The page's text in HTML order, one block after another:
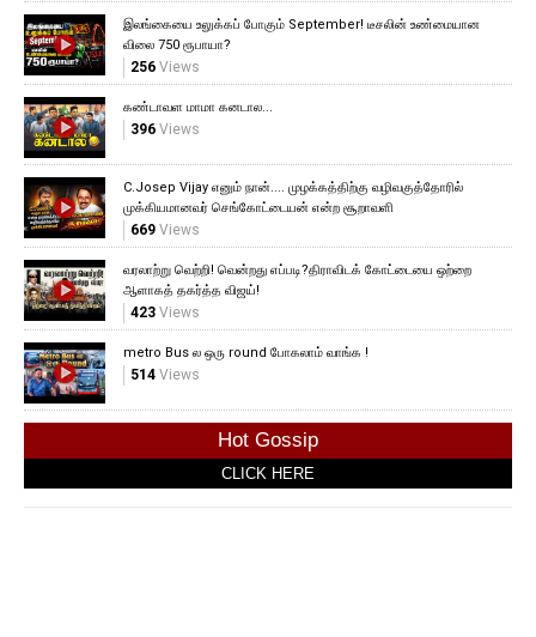
இலங்கையை உலுக்கப் போகும் September! டீசலின் உண்மையான
விலை 750 ரூபாயா?
256Views
கண்டாவள மாமா கனடால...
396Views
C.Josep Vijay எனும் நான்.... முழக்கத்திற்கு வழிவகுத்தோரில்
முக்கியமானவர் செங்கோட்டையன் என்ற சூறாவளி
669Views
வரலாற்று வெற்றி! வென்றது எப்படி?திராவிடக் கோட்டையை ஒற்றை
ஆளாகத் தகர்த்த விஜய்!
423Views
metro Bus ல ஒரு round போகலாம் வாங்க !
514Views
Hot Gossip
CLICK HERE